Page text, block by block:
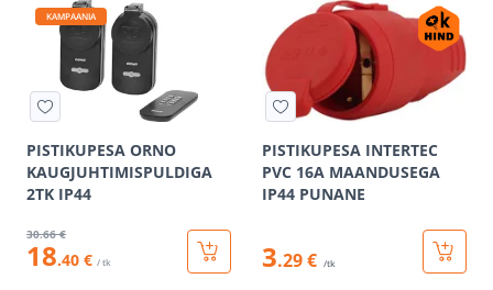
KAMPAANIA
PISTIKUPESA ORNO
KAUGJUHTIMISPULDIGA
2TK IP44
30.66 €
18.40 € / tk
PISTIKUPESA INTERTEC
PVC 16A MAANDUSEGA
IP44 PUNANE
3.29 € /tk